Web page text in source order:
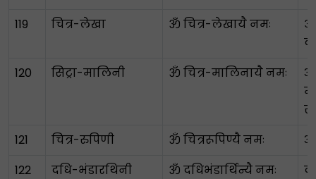
119
चित्र-लेखा ॐ चित्र-लेखायै नमः
120
सिट्रा-मालिनी ॐ चित्र-मालिनायै नमः
121
चित्र-रुपिणी ॐ चित्ररूपिण्यै नमः
122
दधि-भंडारथिनी ॐ दधिभंडार्थिन्यै नमः